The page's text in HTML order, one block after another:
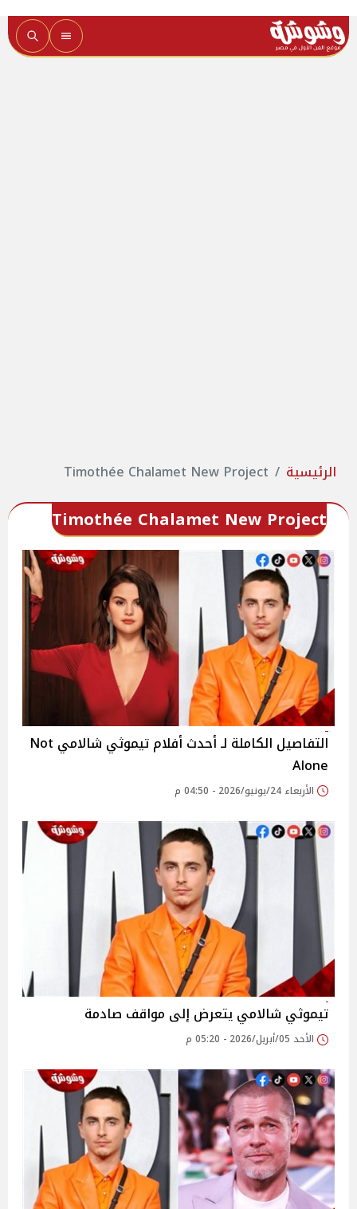
الرئيسية Timothée Chalamet New Project
Timothée Chalamet New Project
التفاصيل الكاملة لـ أحدث أفلام تيموثي شالامي Not
Alone
الأربعاء 24/يونيو/2026 - 04:50 م
تيموثي شالامي يتعرض إلى مواقف صادمة
الأحد 05/أبريل/2026 - 05:20 م